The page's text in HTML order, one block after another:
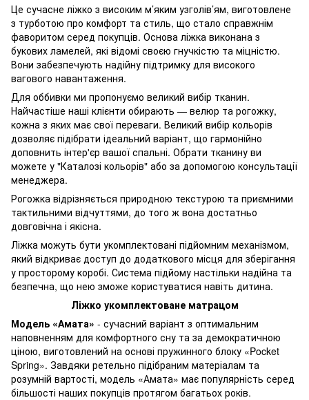
Це сучасне ліжко з високим м’яким узголів’ям, виготовлене
з турботою про комфорт та стиль, що стало справжнім
фаворитом серед покупців. Основа ліжка виконана з
букових ламелей, які відомі своєю гнучкістю та міцністю.
Вони забезпечують надійну підтримку для високого
вагового навантаження.
Для оббивки ми пропонуємо великий вибір тканин.
Найчастіше наші клієнти обирають — велюр та рогожку,
кожна з яких має свої переваги. Великий вибір кольорів
дозволяє підібрати ідеальний варіант, що гармонійно
доповнить інтер'єр вашої спальні. Обрати тканину ви
можете у "Каталозі кольорів" або за допомогою консультації
менеджера.
Рогожка відрізняється природною текстурою та приємними
тактильними відчуттями, до того ж вона достатньо
довговічна і якісна.
Ліжка можуть бути укомплектовані підйомним механізмом,
який відкриває доступ до додаткового місця для зберігання
у просторому коробі. Система підйому настільки надійна та
безпечна, що нею зможе користуватися навіть дитина.
Ліжко укомплектоване матрацом
Модель «Амата» - сучасний варіант з оптимальним
наповненням для комфортного сну та за демократичною
ціною, виготовлений на основі пружинного блоку «Pocket
Spring». Завдяки ретельно підібраним матеріалам та
розумній вартості, модель «Амата» має популярність серед
більшості наших покупців протягом багатьох років.